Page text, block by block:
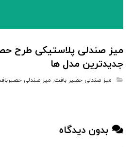
میز صندلی پلاستیکی طرح
جدیدترین مدل ها
میز صندلی حصیر بافت, میز صندلی
بدون دیدگاه